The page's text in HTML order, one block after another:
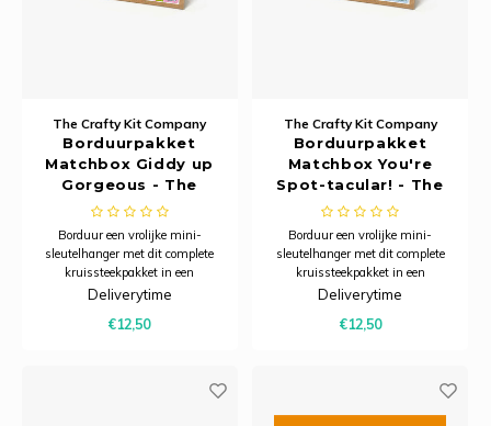
The Crafty Kit Company
Borduurpakket
Matchbox Giddy up
Gorgeous - The
Crafty Kit Company
Borduur een vrolijke mini-
sleutelhanger met dit complete
kruissteekpakket in een
charmant luciferdoosje – een
om cadeau te geven.
Deliverytime
€12,50
The Crafty Kit Company
Borduurpakket
Matchbox You're
Spot-tacular! - The
Crafty Kit Company
Borduur een vrolijke mini-
sleutelhanger met dit complete
kruissteekpakket in een
charmant luciferdoosje – een
om cadeau te geven.
Deliverytime
€12,50